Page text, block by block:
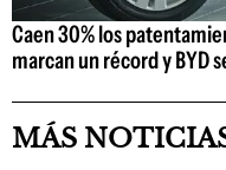
Caen 30% los
marcan un récord y BYD
MÁS